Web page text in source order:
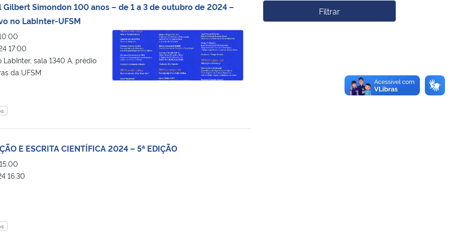
Simondon 100 anos – de 1 a 3 de outubro de 2024 –
no LabInter-UFSM
17:00
sala 1340 A, prédio
da UFSM
Colóquio Internacional Gilbert Simondon 100 anos – de 1 a 3 de outubro de 2024 – com transmissão
E ESCRITA CIENTÍFICA 2024 – 5ª EDIÇÃO
16:30
Filtrar